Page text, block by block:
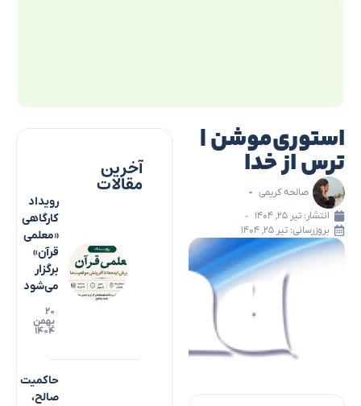
استوری‌موشن |
ترس از خدا
صالحه کریمی
انتشار: تیر ۲۵, ۱۴۰۴
بروزرسانی: تیر ۲۵, ۱۴۰۴
آخرین
مقالات
رویداد
کارگاهی
«معلمی
قرآن»
برگزار
می‌شود
۲۰
بهمن
۱۴۰۴
حاکمیت
صالح،